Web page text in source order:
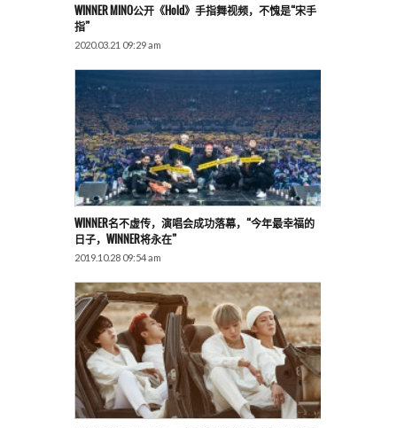
WINNER MINO公开《Hold》手指舞视频，不愧是“宋手
指”
2020.03.21 09:29 am
WINNER名不虚传，演唱会成功落幕，“今年最幸福的
日子，WINNER将永在”
2019.10.28 09:54 am